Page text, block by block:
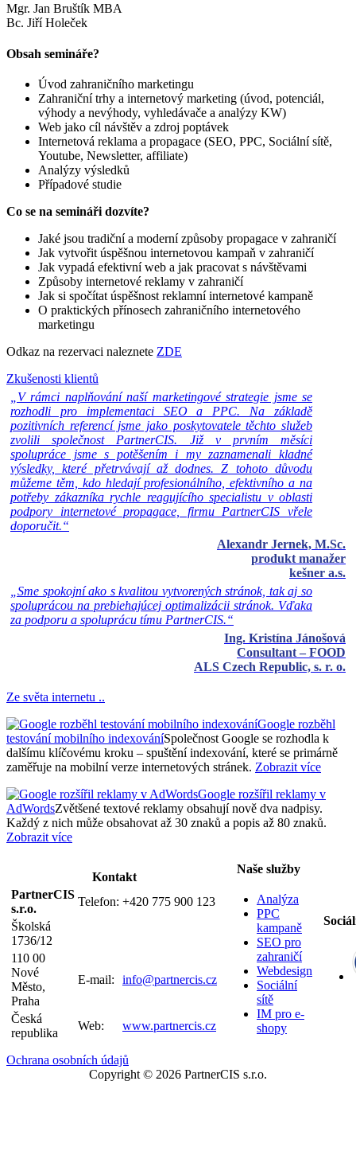
Mgr. Jan Bruštík MBA
Bc. Jiří Holeček
Obsah semináře?
Úvod zahraničního marketingu
Zahraniční trhy a internetový marketing (úvod, potenciál,
výhody a nevýhody, vyhledávače a analýzy KW)
Web jako cíl návštěv a zdroj poptávek
Internetová reklama a propagace (SEO, PPC, Sociální sítě,
Youtube, Newsletter, affiliate)
Analýzy výsledků
Případové studie
Co se na semináři dozvíte?
Jaké jsou tradiční a moderní způsoby propagace v zahraničí
Jak vytvořit úspěšnou internetovou kampaň v zahraničí
Jak vypadá efektivní web a jak pracovat s návštěvami
Způsoby internetové reklamy v zahraničí
Jak si spočítat úspěšnost reklamní internetové kampaně
O praktických přínosech zahraničního internetového
marketingu
Odkaz na rezervaci naleznete ZDE
Zkušenosti klientů
„V rámci naplňování naší marketingové strategie jsme se
rozhodli pro implementaci SEO a PPC. Na základě
pozitivních referencí jsme jako poskytovatele těchto služeb
zvolili společnost PartnerCIS. Již v prvním měsíci
spolupráce jsme s potěšením i my zaznamenali kladné
výsledky, které přetrvávají až dodnes. Z tohoto důvodu
můžeme těm, kdo hledají profesionálního, efektivního a na
potřeby zákazníka rychle reagujícího specialistu v oblasti
podpory internetové propagace, firmu PartnerCIS vřele
doporučit.“
Alexandr Jernek, M.Sc.
produkt manažer
kešner a.s.
„Sme spokojní ako s kvalitou vytvorených stránok, tak aj so
spoluprácou na prebiehajúcej optimalizácii stránok. Vďaka
za podporu a spoluprácu tímu PartnerCIS.“
Ing. Kristína Jánošová
Consultant – FOOD
ALS Czech Republic, s. r. o.
Ze světa internetu ..
Google rozběhl
testování mobilního indexováníSpolečnost Google se rozhodla k
dalšímu klíčovému kroku – spuštění indexování, které se primárně
zaměřuje na mobilní verze internetových stránek. Zobrazit více
Google rozšířil reklamy v
AdWordsZvětšené textové reklamy obsahují nově dva nadpisy.
Každý z nich může obsahovat až 30 znaků a popis až 80 znaků.
Zobrazit více
Kontakt
PartnerCIS
s.r.o.
Telefon: +420 775 900 123
Školská
1736/12
110 00
Nové
Město,
Praha
E-mail: info@partnercis.cz
Česká
republika
Web: www.partnercis.cz
Naše služby
Analýza
PPC
kampaně
SEO pro
zahraničí
Webdesign
Sociální
sítě
IM pro e-
shopy
Ochrana osobních údajů
Copyright © 2026 PartnerCIS s.r.o.